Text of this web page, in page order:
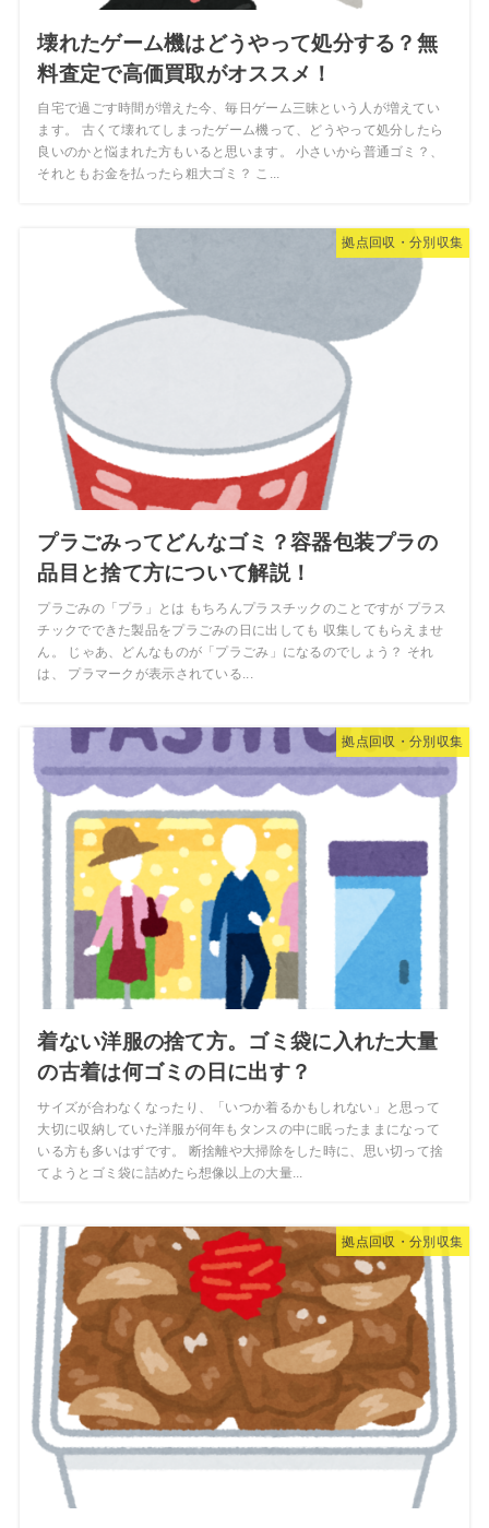
壊れたゲーム機はどうやって処分する？無
料査定で高価買取がオススメ！
自宅で過ごす時間が増えた今、毎日ゲーム三昧という人が増えてい
ます。 古くて壊れてしまったゲーム機って、どうやって処分したら
良いのかと悩まれた方もいると思います。 小さいから普通ゴミ？、
それともお金を払ったら粗大ゴミ？ こ...
拠点回収・分別収集
プラごみってどんなゴミ？容器包装プラの
品目と捨て方について解説！
プラごみの「プラ」とは もちろんプラスチックのことですが プラス
チックでできた製品をプラごみの日に出しても 収集してもらえませ
ん。 じゃあ、どんなものが「プラごみ」になるのでしょう？ それ
は、 プラマークが表示されている...
拠点回収・分別収集
着ない洋服の捨て方。ゴミ袋に入れた大量
の古着は何ゴミの日に出す？
サイズが合わなくなったり、「いつか着るかもしれない」と思って
大切に収納していた洋服が何年もタンスの中に眠ったままになって
いる方も多いはずです。 断捨離や大掃除をした時に、思い切って捨
てようとゴミ袋に詰めたら想像以上の大量...
拠点回収・分別収集